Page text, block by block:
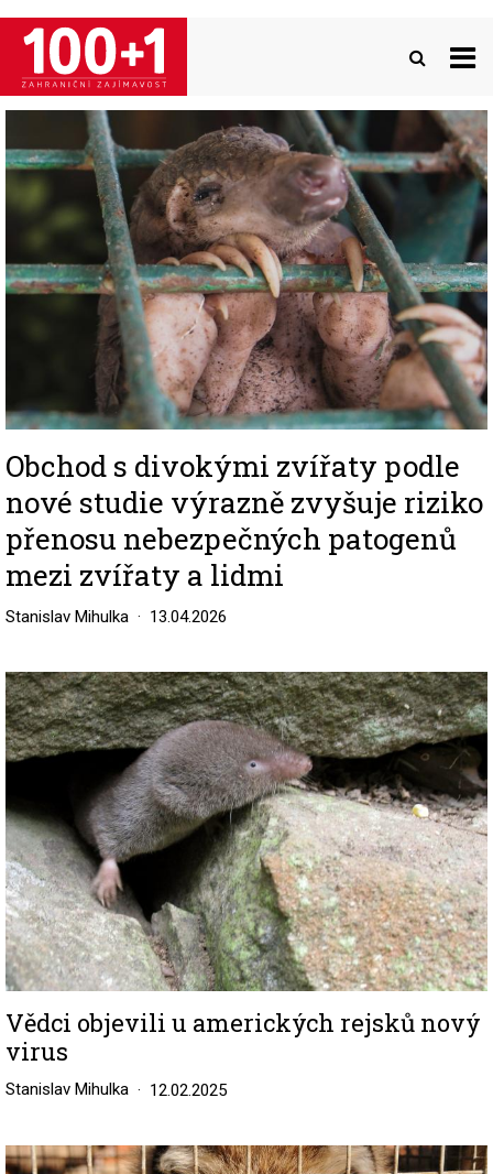
Přejít
hlavnímu
obsahu
Obchod s divokými zvířaty podle
nové studie výrazně zvyšuje riziko
přenosu nebezpečných patogenů
mezi zvířaty a lidmi
Stanislav Mihulka 13.04.2026
Image
Vědci objevili u amerických rejsků nový
virus
Stanislav Mihulka 12.02.2025
Image